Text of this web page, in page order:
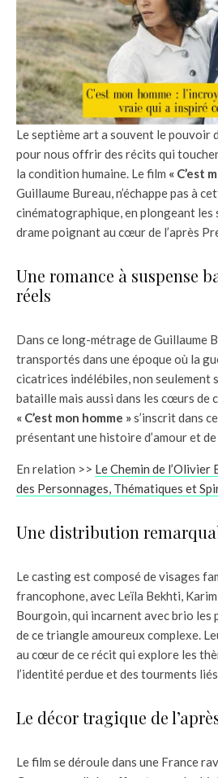
Le septième art a souvent le pouvoir
pour nous offrir des récits qui
la condition humaine. Le film « C’est
Guillaume Bureau, n’échappe pas à
cinématographique, en plongeant les
drame poignant au cœur de l’après
Une romance à suspense
réels
Dans ce long-métrage de Guillaume
transportés dans une époque où la
cicatrices indélébiles, non seulement
bataille mais aussi dans les cœurs de
« C’est mon homme »s’inscrit dans
présentant une histoire d’amour et
En relation >> Le Chemin de
des Personnages, Thématiques et
Une distribution
Le casting est composé de visages
francophone, avec Leïla Bekhti,
Bourgoin, qui incarnent avec brio les
de ce triangle amoureux complexe.
au cœur de ce récit qui explore les
l’identité perdue et des tourments
Le décor tragique de
Le film se déroule dans une France